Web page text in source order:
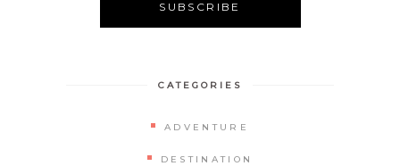
CATEGORIES
ADVENTURE
DESTINATION